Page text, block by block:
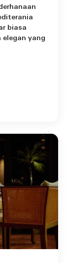
biasa
yang